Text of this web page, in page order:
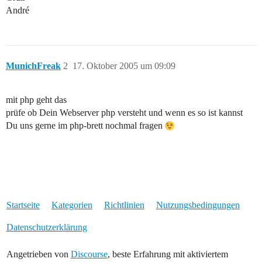
André
MunichFreak 17. Oktober 2005 um 09:09
2
mit php geht das
prüfe ob Dein Webserver php versteht und wenn es so ist kannst
Du uns gerne im php-brett nochmal fragen
Startseite Kategorien Richtlinien Nutzungsbedingungen
Datenschutzerklärung
Angetrieben von Discourse, beste Erfahrung mit aktiviertem